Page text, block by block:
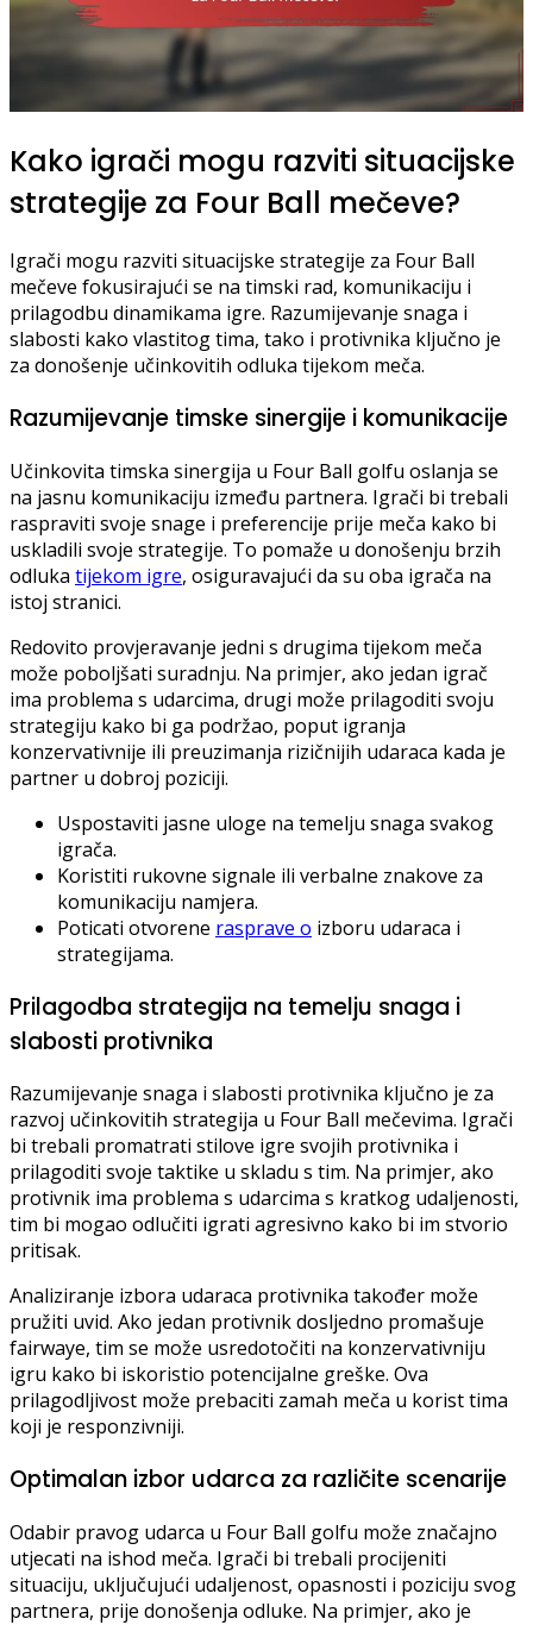
Kako igrači mogu razviti situacijske
strategije za Four Ball mečeve?
Igrači mogu razviti situacijske strategije za Four Ball
mečeve fokusirajući se na timski rad, komunikaciju i
prilagodbu dinamikama igre. Razumijevanje snaga i
slabosti kako vlastitog tima, tako i protivnika ključno je
za donošenje učinkovitih odluka tijekom meča.
Razumijevanje timske sinergije i komunikacije
Učinkovita timska sinergija u Four Ball golfu oslanja se
na jasnu komunikaciju između partnera. Igrači bi trebali
raspraviti svoje snage i preferencije prije meča kako bi
uskladili svoje strategije. To pomaže u donošenju brzih
odluka tijekom igre, osiguravajući da su oba igrača na
istoj stranici.
Redovito provjeravanje jedni s drugima tijekom meča
može poboljšati suradnju. Na primjer, ako jedan igrač
ima problema s udarcima, drugi može prilagoditi svoju
strategiju kako bi ga podržao, poput igranja
konzervativnije ili preuzimanja rizičnijih udaraca kada je
partner u dobroj poziciji.
Uspostaviti jasne uloge na temelju snaga svakog
igrača.
Koristiti rukovne signale ili verbalne znakove za
komunikaciju namjera.
Poticati otvorene rasprave o izboru udaraca i
strategijama.
Prilagodba strategija na temelju snaga i
slabosti protivnika
Razumijevanje snaga i slabosti protivnika ključno je za
razvoj učinkovitih strategija u Four Ball mečevima. Igrači
bi trebali promatrati stilove igre svojih protivnika i
prilagoditi svoje taktike u skladu s tim. Na primjer, ako
protivnik ima problema s udarcima s kratkog udaljenosti,
tim bi mogao odlučiti igrati agresivno kako bi im stvorio
pritisak.
Analiziranje izbora udaraca protivnika također može
pružiti uvid. Ako jedan protivnik dosljedno promašuje
fairwaye, tim se može usredotočiti na konzervativniju
igru kako bi iskoristio potencijalne greške. Ova
prilagodljivost može prebaciti zamah meča u korist tima
koji je responzivniji.
Optimalan izbor udarca za različite scenarije
Odabir pravog udarca u Four Ball golfu može značajno
utjecati na ishod meča. Igrači bi trebali procijeniti
situaciju, uključujući udaljenost, opasnosti i poziciju svog
partnera, prije donošenja odluke. Na primjer, ako je